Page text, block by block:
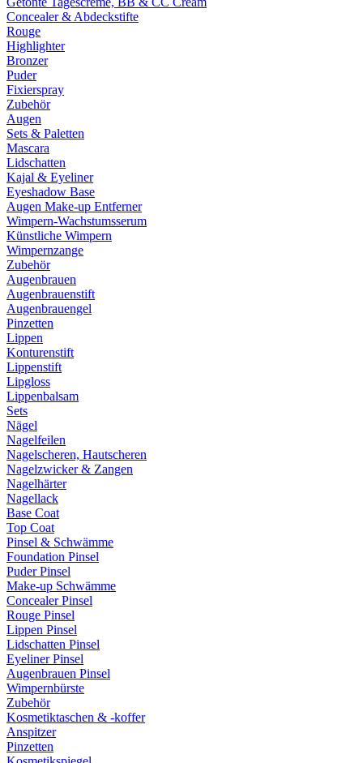
Concealer & Abdeckstifte
Rouge
Highlighter
Bronzer
Puder
Fixierspray
Zubehör
Augen
Sets & Paletten
Mascara
Lidschatten
Kajal & Eyeliner
Eyeshadow Base
Augen Make-up Entferner
Wimpern-Wachstumsserum
Künstliche Wimpern
Wimpernzange
Zubehör
Augenbrauen
Augenbrauenstift
Augenbrauengel
Pinzetten
Lippen
Konturenstift
Lippenstift
Lipgloss
Lippenbalsam
Sets
Nägel
Nagelfeilen
Nagelscheren, Hautscheren
Nagelzwicker & Zangen
Nagelhärter
Nagellack
Base Coat
Top Coat
Pinsel & Schwämme
Foundation Pinsel
Puder Pinsel
Make-up Schwämme
Concealer Pinsel
Rouge Pinsel
Lippen Pinsel
Lidschatten Pinsel
Eyeliner Pinsel
Augenbrauen Pinsel
Wimpernbürste
Zubehör
Kosmetiktaschen & -koffer
Anspitzer
Pinzetten